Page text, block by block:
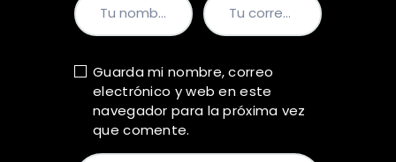
Guarda mi nombre, correo
electrónico y web en este
navegador para la próxima vez
que comente.